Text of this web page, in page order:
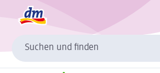
Suchen und finden